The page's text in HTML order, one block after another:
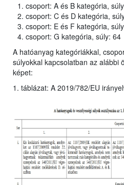
csoport: A és B kategória,
csoport: C és D kategória,
csoport: E és F kategória,
csoport: G kategória, súly: 64
A hatóanyag kategóriákkal,
súlyokkal kapcsolatban az alábbi
képet:
1. táblázat: A 2019/782/EU